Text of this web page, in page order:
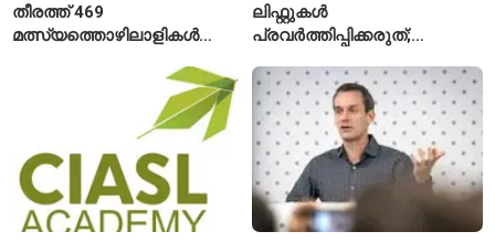
തീരത്ത് 469
മത്സ്യത്തൊഴിലാളികൾ
കാണാതായി, 47,773 പേരെ
ലിഫ്റ്റുകൾ
പ്രവർത്തിപ്പിക്കരുത്;
അനുമതിയില്ലാത്ത
ലിഫ്റ്റുകൾക്ക്
ഹൈക്കോടതിയുടെ വിലക്ക്